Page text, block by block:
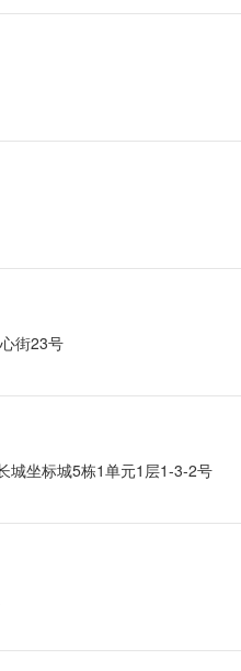
街23号
城坐标城5栋1单元1层1-3-2号